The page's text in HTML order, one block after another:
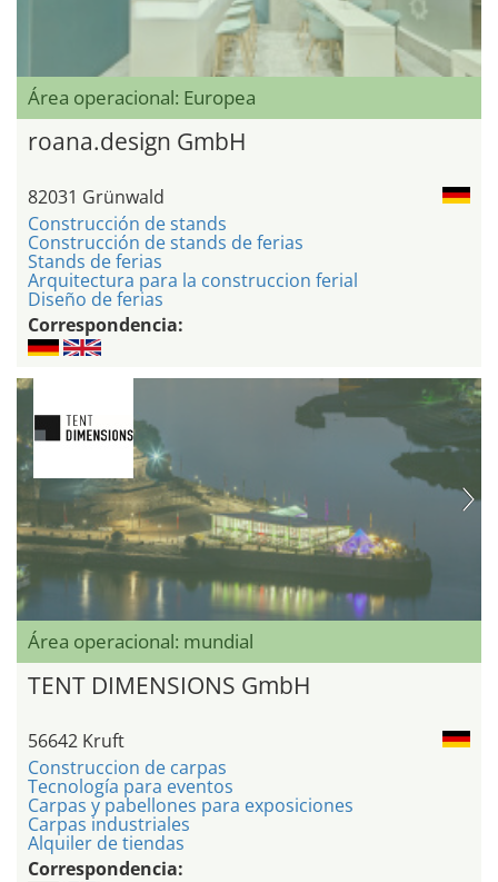
Área operacional: Europea
roana.design GmbH
82031 Grünwald
Construcción de stands
Construcción de stands de ferias
Stands de ferias
Arquitectura para la construccion ferial
Diseño de ferias
Correspondencia:
Área operacional: mundial
TENT DIMENSIONS GmbH
56642 Kruft
Construccion de carpas
Tecnología para eventos
Carpas y pabellones para exposiciones
Carpas industriales
Alquiler de tiendas
Correspondencia: